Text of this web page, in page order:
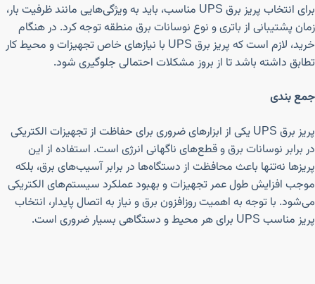
برای انتخاب پریز برق UPS مناسب، باید به ویژگی‌هایی مانند ظرفیت بار،
زمان پشتیبانی از باتری و نوع نوسانات برق منطقه توجه کرد. در هنگام
خرید، لازم است که پریز برق UPS با نیازهای خاص تجهیزات و محیط کار
تطابق داشته باشد تا از بروز مشکلات احتمالی جلوگیری شود.
جمع بندی
پریز برق UPS یکی از ابزارهای ضروری برای حفاظت از تجهیزات الکتریکی
در برابر نوسانات برق و قطع‌های ناگهانی انرژی است. استفاده از این
پریزها نه‌تنها باعث محافظت از دستگاه‌ها در برابر آسیب‌های برق، بلکه
موجب افزایش طول عمر تجهیزات و بهبود عملکرد سیستم‌های الکتریکی
می‌شود. با توجه به اهمیت روزافزون برق و نیاز به اتصال پایدار، انتخاب
پریز مناسب UPS برای هر محیط و دستگاهی بسیار ضروری است.